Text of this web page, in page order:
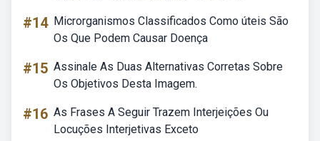
#14 Microrganismos Classificados Como úteis São
Os Que Podem Causar Doença
#15 Assinale As Duas Alternativas Corretas Sobre
Os Objetivos Desta Imagem.
#16 As Frases A Seguir Trazem Interjeições Ou
Locuções Interjetivas Exceto